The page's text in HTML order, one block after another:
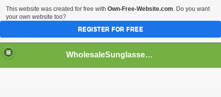
WholesaleSunglasses3b
This website was created for free with Own-Free-Website.com. Do you want
your own website too?
REGISTER FOR FREE